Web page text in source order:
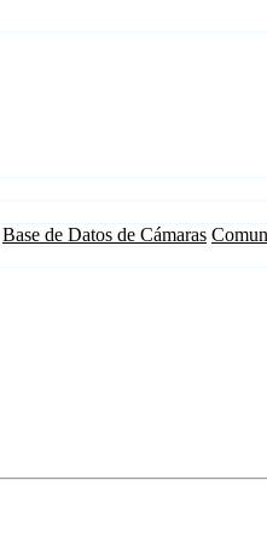
Base de Datos de Cámaras